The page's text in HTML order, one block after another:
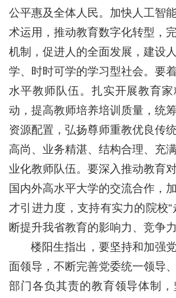
公平惠及全体人民。加快人工智
术运用，推动教育数字化转型，
机制，促进人的全面发展，建设
学、时时可学的学习型社会。要
水平教师队伍。扎实开展教育
动，提高教师培养培训质量，统
资源配置，弘扬尊师重教优良传
高尚、业务精湛、结构合理、充
业化教师队伍。要深入推动教育
国内外高水平大学的交流合作，
才引进力度，支持有实力的院校“
断提升我省教育的影响力、竞争力
楼阳生指出，要坚持和加强
面领导，不断完善党委统一领导
部门各负其责的教育领导体制